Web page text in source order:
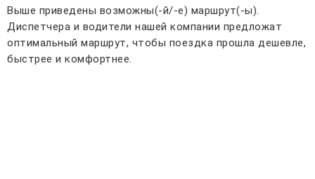
Выше приведены возможны(-й/-е) маршрут(-ы).
Диспетчера и водители нашей компании предложат
оптимальный маршрут, чтобы поездка прошла дешевле,
быстрее и комфортнее.